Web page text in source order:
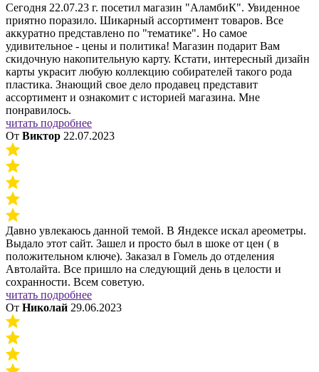
Сегодня 22.07.23 г. посетил магазин "АламбиК". Увиденное
приятно поразило. Шикарный ассортимент товаров. Все
аккуратно представлено по "тематике". Но самое
удивительное - цены и политика! Магазин подарит Вам
скидочную накопительную карту. Кстати, интересный дизайн
карты украсит любую коллекцию собирателей такого рода
пластика. Знающий свое дело продавец представит
ассортимент и ознакомит с историей магазина. Мне
понравилось.
читать подробнее
От Виктор 22.07.2023
Давно увлекаюсь данной темой. В Яндексе искал ареометры.
Выдало этот сайт. Зашел и просто был в шоке от цен ( в
положительном ключе). Заказал в Гомель до отделения
Автолайта. Все пришло на следующий день в целости и
сохранности. Всем советую.
читать подробнее
От Николай 29.06.2023